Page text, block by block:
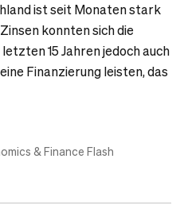
ist seit Monaten stark
konnten sich die
15 Jahren jedoch auch
Finanzierung leisten, das
& Finance Flash